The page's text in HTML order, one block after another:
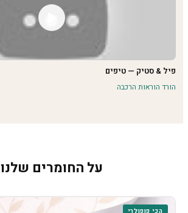
פיל & סטיק — טיפים
הורד הוראות הרכבה
על החומרים שלנו
הכי פופולרי